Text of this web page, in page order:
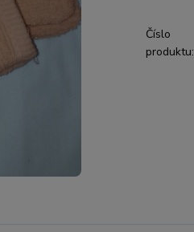
Číslo
produktu: